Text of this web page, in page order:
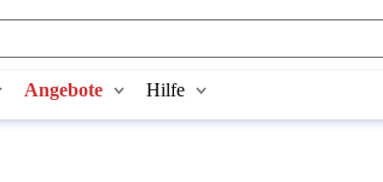
Angebote Hilfe